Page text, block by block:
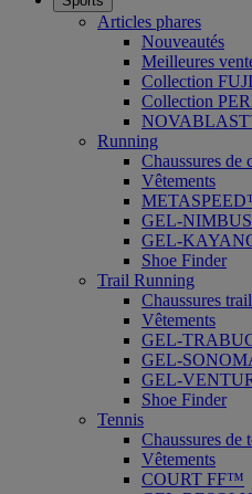
Articles phares
Nouveautés
Meilleures
Collection
Collection
Running
Chaussures de
Vêtements
GEL-
GEL-
Shoe Finder
Trail Running
Chaussures
Vêtements
GEL-
GEL-
GEL-
Shoe Finder
Tennis
Chaussures de
Vêtements
COURT FF™